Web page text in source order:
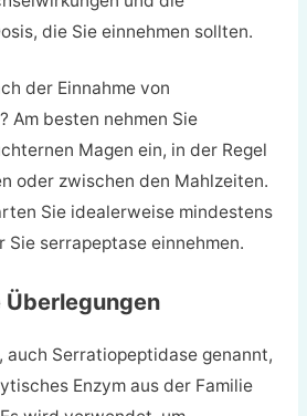
die Sie einnehmen sollten.
der Einnahme von
Am besten nehmen Sie
Magen ein, in der Regel
oder zwischen den Mahlzeiten.
Sie idealerweise mindestens
Sie serrapeptase einnehmen.
auch Serratiopeptidase genannt,
Enzym aus der Familie